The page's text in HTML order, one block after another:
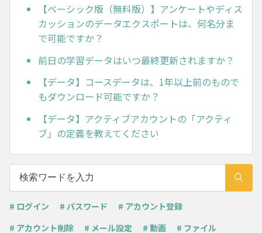
【ベーシック版（無料版）】アンケートやディス
カッションのデータエクスポートは、何名分ま
で可能ですか？
前日の学習データはいつ最終更新されますか？
【データ】コースデータは、1年以上前のもので
もダウンロード可能ですか？
【データ】アクティブアカウントの「アクティ
ブ」の定義を教えてください
# ログイン # パスワード
# アカウント登録
# アカウント削除
# メール設定 # 動画 # ファイル